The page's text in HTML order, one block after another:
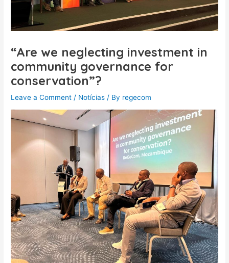
“Are we neglecting investment in
community governance for
conservation”?
Leave a Comment / Notícias / By regecom